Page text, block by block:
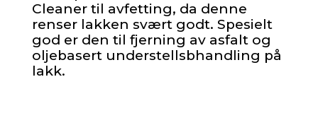
Cleaner til avfetting, da denne
renser lakken svært godt. Spesielt
god er den til fjerning av asfalt og
oljebasert understellsbhandling på
lakk.